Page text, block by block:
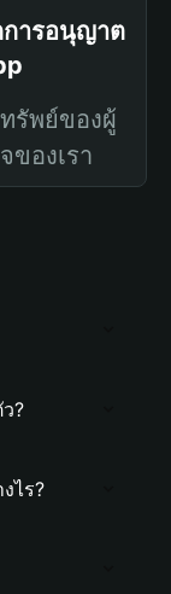
การอนุญาต
รัพย์ของผู้
ของเรา
?
ไร?